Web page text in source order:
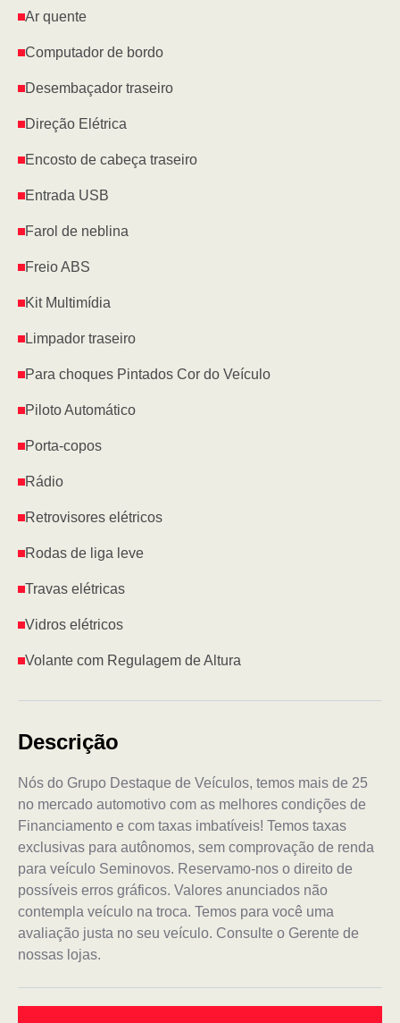
Ar quente
Computador de bordo
Desembaçador traseiro
Direção Elétrica
Encosto de cabeça traseiro
Entrada USB
Farol de neblina
Freio ABS
Kit Multimídia
Limpador traseiro
Para choques Pintados Cor do Veículo
Piloto Automático
Porta-copos
Rádio
Retrovisores elétricos
Rodas de liga leve
Travas elétricas
Vidros elétricos
Volante com Regulagem de Altura
Descrição
Nós do Grupo Destaque de Veículos, temos mais de 25
no mercado automotivo com as melhores condições de
Financiamento e com taxas imbatíveis! Temos taxas
exclusivas para autônomos, sem comprovação de renda
para veículo Seminovos. Reservamo-nos o direito de
possíveis erros gráficos. Valores anunciados não
contempla veículo na troca. Temos para você uma
avaliação justa no seu veículo. Consulte o Gerente de
nossas lojas.